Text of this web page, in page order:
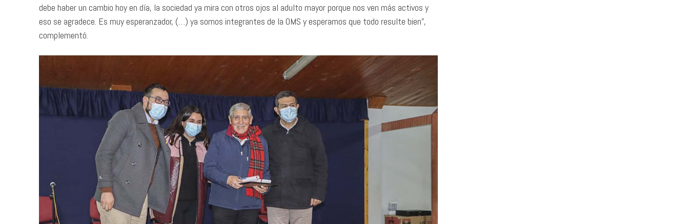
debe haber un cambio hoy en día, la sociedad ya mira con otros ojos al adulto mayor porque nos ven más activos y
eso se agradece. Es muy esperanzador, (…) ya somos integrantes de la OMS y esperamos que todo resulte bien”,
complementó.